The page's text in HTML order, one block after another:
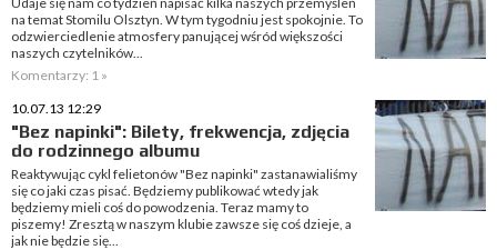
na temat Stomilu Olsztyn. W tym tygodniu jest spokojnie. To
odzwierciedlenie atmosfery panującej wśród większości
naszych czytelników...
Komentarzy: 1 »
10.07.13 12:29
"Bez napinki": Bilety, frekwencja, zdjęcia
do rodzinnego albumu
Reaktywując cykl felietonów "Bez napinki" zastanawialiśmy
się co jaki czas pisać. Będziemy publikować wtedy jak
będziemy mieli coś do powodzenia. Teraz mamy to
piszemy! Zresztą w naszym klubie zawsze się coś dzieje, a
jak nie będzie się...